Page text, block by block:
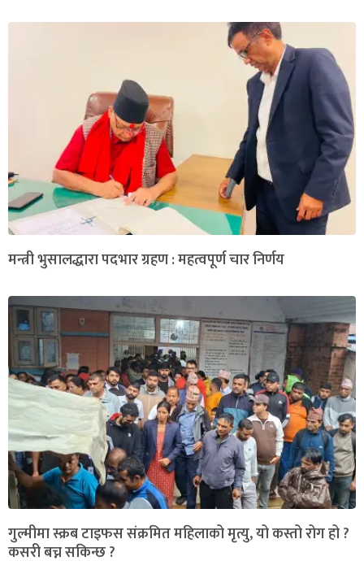
मन्त्री भुसालद्धारा पदभार ग्रहण : महत्वपूर्ण चार निर्णय
गुल्मीमा स्क्रब टाइफस संक्रमित महिलाको मृत्यु, यो कस्तो रोग हो ?
कसरी बच्न सकिन्छ ?